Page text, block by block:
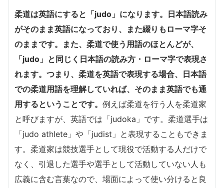
柔道は英語にすると「judo」になります。日本語読み
がそのまま英語になっており、また綴りもローマ字そ
のままです。また、柔道で使う用語のほとんどが、
「judo」と同じく日本語の読み方・ローマ字で表現さ
れます。つまり、 柔道を英語で表現する場合、日本語
での柔道用語を理解していれば、そのまま英語でも通
用するということです。 例えば柔道を行う人を柔道家
と呼びますが、英語では「judoka」です。柔道選手は
「judo athlete」や「judist」と表現することもできま
す。柔道家は競技選手として現役で活動する人だけで
なく、引退した選手や選手として活動していない人も
広義に含む言葉なので、場面によって使い分けると良